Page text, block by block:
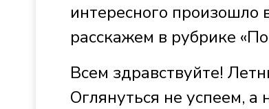
интересного произошло
расскажем в рубрике «По
Всем здравствуйте!
Оглянуться не успеем,